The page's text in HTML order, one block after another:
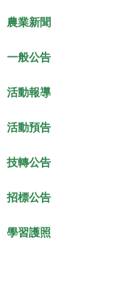
農業新聞
一般公告
活動報導
活動預告
技轉公告
招標公告
學習護照